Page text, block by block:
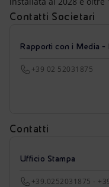
Contatti Societari
Rapporti con i Media -
+39 02 52031875
Contatti
Ufficio Stampa
+39.0252031875 -